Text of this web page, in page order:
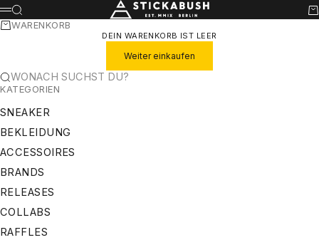
ZUM INHALT SPRINGEN STICKABUSH
MENÜ
SUCHE
WARENKORB
DEIN WARENKORB IST LEER
Weiter einkaufen
WONACH SUCHST DU?
KATEGORIEN
SNEAKER
BEKLEIDUNG
ACCESSOIRES
BRANDS
RELEASES
COLLABS
RAFFLES